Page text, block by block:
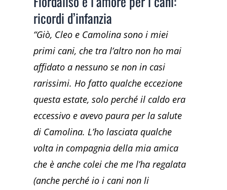
ricordi d’infanzia
“Giò, Cleo e Camolina sono i miei
primi cani, che tra l’altro non ho mai
affidato a nessuno se non in casi
rarissimi. Ho fatto qualche eccezione
questa estate, solo perché il caldo era
eccessivo e avevo paura per la salute
di Camolina. L’ho lasciata qualche
volta in compagnia della mia amica
che è anche colei che me l’ha regalata
(anche perché io i cani non li